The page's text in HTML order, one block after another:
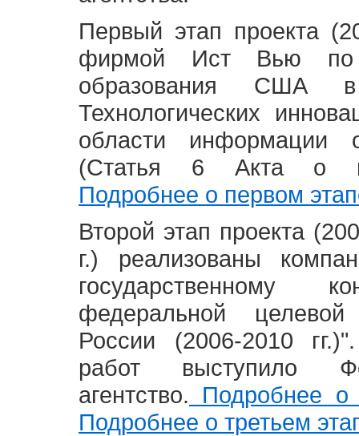
Первый этап проекта
фирмой Ист Вью по
образования США
Технологических
области информации
(Статья 6 Акта о
Подробнее о первом
Второй этап проекта
г.) реализованы
государственному
федеральной
России (2006-2010
работ выступило
агентство. Подробнее о
Подробнее о третьем